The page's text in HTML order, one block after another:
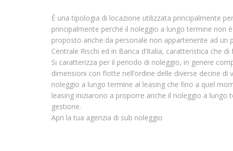
È una tipologia di locazione utilizzata principalmente
principalmente perché il noleggio a lungo termine
proposto anche da personale non appartenente ad
Centrale Rischi ed in Banca d’Italia, caratteristica che
Si caratterizza per il periodo di noleggio, in genere
dimensioni con flotte nell’ordine delle diverse decine
noleggio a lungo termine al leasing che fino a quel
leasing iniziarono a proporre anche il noleggio a
gestione.
Apri la tua agenzia di sub noleggio